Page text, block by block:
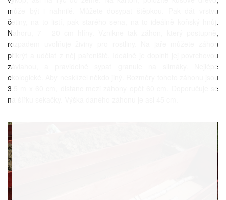
může být i nahnilé. Můžete dosypat štěpkou. Pak dát vrstvu
četiny, na to listí, pak starého sena, na to ideálně koňský hnůj.
Nahoru, 7 - 20 cm hlíny. Vznikne tak záhon, který postupně,
rozpadem uvolňuje živiny pro rostliny. Na jaře můžete záhon
přikrýt a udělat z něj pařeniště. Ideálně je doplnit jej povrchovou
závlahou, a pravidelně sypat granule na slimáky. Nejlépe
ekologické. Aby nesklízel někdo jiný. Rozměry tohoto záhonu jsou
3,5 m x 60 cm, distanc mezi záhony opět 60 cm. Doporučuje se
na šířku sekačky. Výška daného záhonu je asi 45 cm.